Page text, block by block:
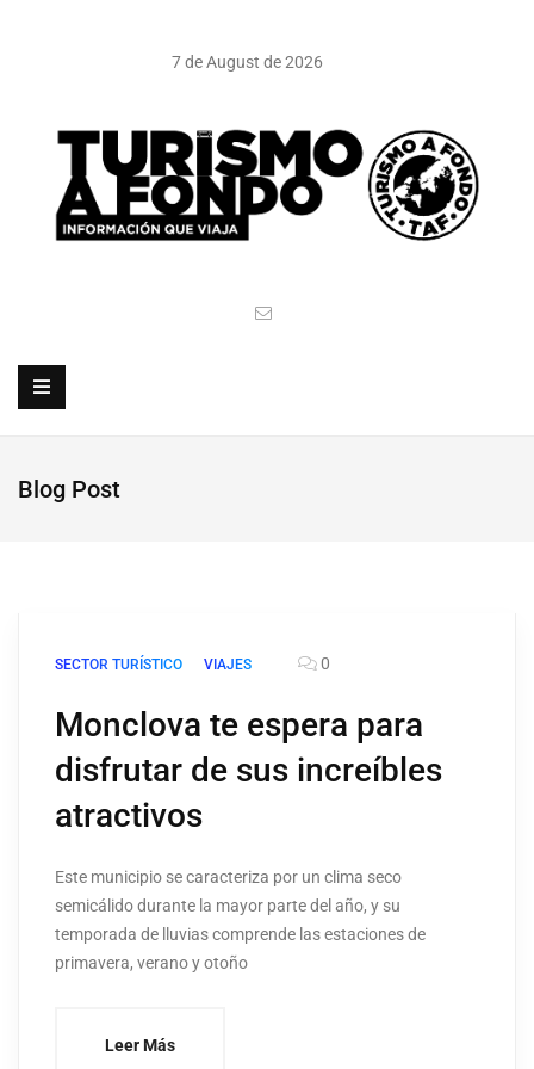
7 de August de 2026
Blog Post
SECTOR TURÍSTICO VIAJES 0
Monclova te espera para
disfrutar de sus increíbles
atractivos
Este municipio se caracteriza por un clima seco
semicálido durante la mayor parte del año, y su
temporada de lluvias comprende las estaciones de
primavera, verano y otoño
Leer Más